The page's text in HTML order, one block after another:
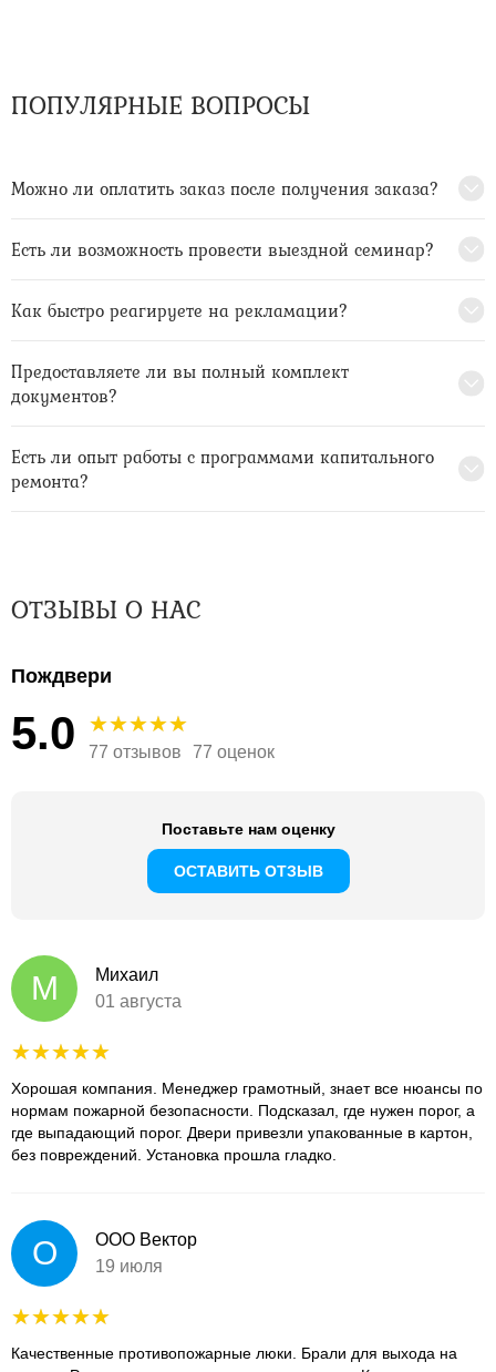
ПОПУЛЯРНЫЕ ВОПРОСЫ
Можно ли оплатить заказ после получения заказа?
Есть ли возможность провести выездной семинар?
Как быстро реагируете на рекламации?
Предоставляете ли вы полный комплект
документов?
Есть ли опыт работы с программами капитального
ремонта?
ОТЗЫВЫ О НАС
Пождвери
5.0 77 отзывов 77 оценок
Поставьте нам оценку
ОСТАВИТЬ ОТЗЫВ
М
Михаил
01 августа
Хорошая компания. Менеджер грамотный, знает все нюансы по
нормам пожарной безопасности. Подсказал, где нужен порог, а
где выпадающий порог. Двери привезли упакованные в картон,
без повреждений. Установка прошла гладко.
О
ООО Вектор
19 июля
Качественные противопожарные люки. Брали для выхода на